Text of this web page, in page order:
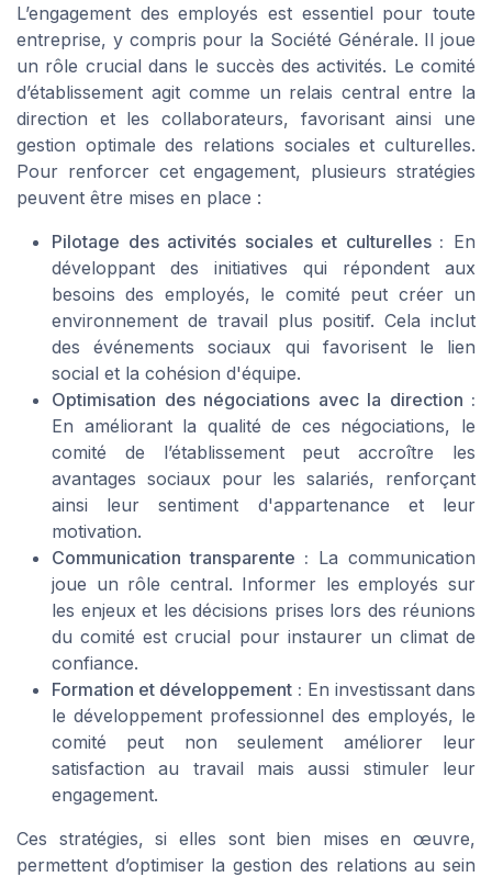
L’engagement des employés est essentiel pour toute
entreprise, y compris pour la Société Générale. Il joue
un rôle crucial dans le succès des activités. Le comité
d’établissement agit comme un relais central entre la
direction et les collaborateurs, favorisant ainsi une
gestion optimale des relations sociales et culturelles.
Pour renforcer cet engagement, plusieurs stratégies
peuvent être mises en place :
Pilotage des activités sociales et culturelles : En
développant des initiatives qui répondent aux
besoins des employés, le comité peut créer un
environnement de travail plus positif. Cela inclut
des événements sociaux qui favorisent le lien
social et la cohésion d'équipe.
Optimisation des négociations avec la direction :
En améliorant la qualité de ces négociations, le
comité de l’établissement peut accroître les
avantages sociaux pour les salariés, renforçant
ainsi leur sentiment d'appartenance et leur
motivation.
Communication transparente : La communication
joue un rôle central. Informer les employés sur
les enjeux et les décisions prises lors des réunions
du comité est crucial pour instaurer un climat de
confiance.
Formation et développement : En investissant dans
le développement professionnel des employés, le
comité peut non seulement améliorer leur
satisfaction au travail mais aussi stimuler leur
engagement.
Ces stratégies, si elles sont bien mises en œuvre,
permettent d’optimiser la gestion des relations au sein